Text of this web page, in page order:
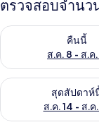
ตรวจสอบจำนว
คืนนี้
ส.ค. 8 - ส.ค
ตรวจสอบจำนวนห้อ
สุดสัปดาห์
ส.ค. 14 - ส.ค.
ตรวจสอบจำนวนห้อ